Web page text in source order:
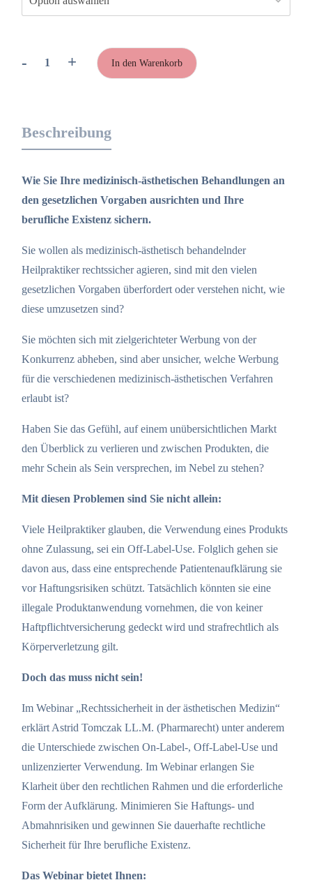
-Rechtssicherheit
Medizin
für
Menge
+ In den Warenkorb
Beschreibung
Wie Sie Ihre medizinisch-ästhetischen Behandlungen an
den gesetzlichen Vorgaben ausrichten und Ihre
berufliche Existenz sichern.
Sie wollen als medizinisch-ästhetisch behandelnder
Heilpraktiker rechtssicher agieren, sind mit den vielen
gesetzlichen Vorgaben überfordert oder verstehen nicht, wie
diese umzusetzen sind?
Sie möchten sich mit zielgerichteter Werbung von der
Konkurrenz abheben, sind aber unsicher, welche Werbung
für die verschiedenen medizinisch-ästhetischen Verfahren
erlaubt ist?
Haben Sie das Gefühl, auf einem unübersichtlichen Markt
den Überblick zu verlieren und zwischen Produkten, die
mehr Schein als Sein versprechen, im Nebel zu stehen?
Mit diesen Problemen sind Sie nicht allein:
Viele Heilpraktiker glauben, die Verwendung eines Produkts
ohne Zulassung, sei ein Off-Label-Use. Folglich gehen sie
davon aus, dass eine entsprechende Patientenaufklärung sie
vor Haftungsrisiken schützt. Tatsächlich könnten sie eine
illegale Produktanwendung vornehmen, die von keiner
Haftpflichtversicherung gedeckt wird und strafrechtlich als
Körperverletzung gilt.
Doch das muss nicht sein!
Im Webinar „Rechtssicherheit in der ästhetischen Medizin“
erklärt Astrid Tomczak LL.M. (Pharmarecht) unter anderem
die Unterschiede zwischen On-Label-, Off-Label-Use und
unlizenzierter Verwendung. Im Webinar erlangen Sie
Klarheit über den rechtlichen Rahmen und die erforderliche
Form der Aufklärung. Minimieren Sie Haftungs- und
Abmahnrisiken und gewinnen Sie dauerhafte rechtliche
Sicherheit für Ihre berufliche Existenz.
Das Webinar bietet Ihnen: